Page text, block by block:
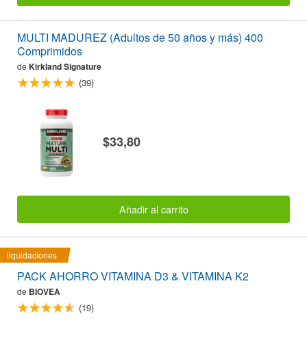
MULTI MADUREZ (Adultos de 50 años y más) 400
Comprimidos
de Kirkland Signature
(39)
$33,80
Añadir al carrito
liquidaciones
PACK AHORRO VITAMINA D3 & VITAMINA K2
de BIOVEA
(19)